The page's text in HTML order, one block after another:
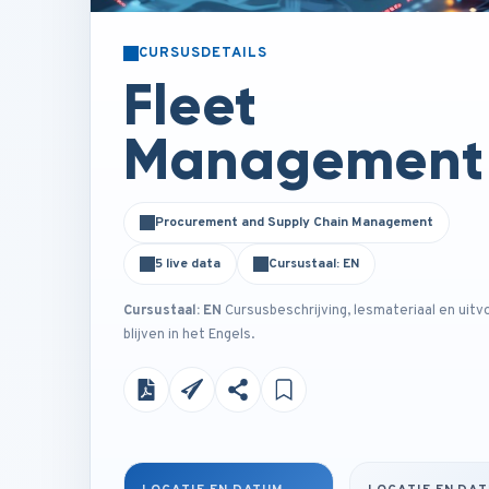
CURSUSDETAILS
Fleet
Management
Procurement and Supply Chain Management
5 live data Cursustaal: EN
Cursustaal: EN Cursusbeschrijving, lesmateriaal en
blijven in het Engels.